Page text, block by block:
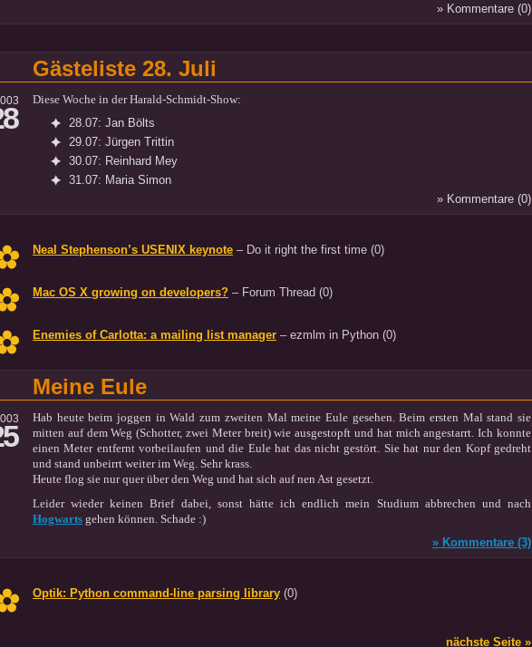
» Kommentare (0)
Gästeliste 28. Juli
Diese Woche in der Harald-Schmidt-Show:
28.07: Jan Bölts
29.07: Jürgen Trittin
30.07: Reinhard Mey
31.07: Maria Simon
» Kommentare (0)
Neal Stephenson’s USENIX keynote – Do it right the first time (0)
Mac OS X growing on developers? – Forum Thread (0)
Enemies of Carlotta: a mailing list manager – ezmlm in Python (0)
Meine Eule
Hab heute beim joggen in Wald zum zweiten Mal meine Eule gesehen. Beim ersten Mal stand sie
mitten auf dem Weg (Schotter, zwei Meter breit) wie ausgestopft und hat mich angestarrt. Ich konnte
einen Meter entfernt vorbeilaufen und die Eule hat das nicht gestört. Sie hat nur den Kopf gedreht
und stand unbeirrt weiter im Weg. Sehr krass.
Heute flog sie nur quer über den Weg und hat sich auf nen Ast gesetzt.
Leider wieder keinen Brief dabei, sonst hätte ich endlich mein Studium abbrechen und nach
Hogwarts gehen können. Schade :)
» Kommentare (3)
Optik: Python command-line parsing library (0)
nächste Seite »